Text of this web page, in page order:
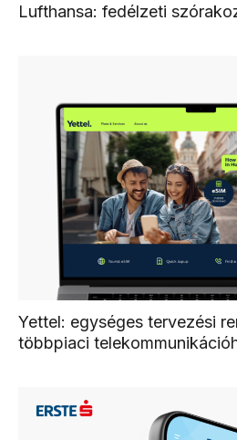
Lufthansa: fedélzeti
Yettel: egységes tervezési
többpiaci